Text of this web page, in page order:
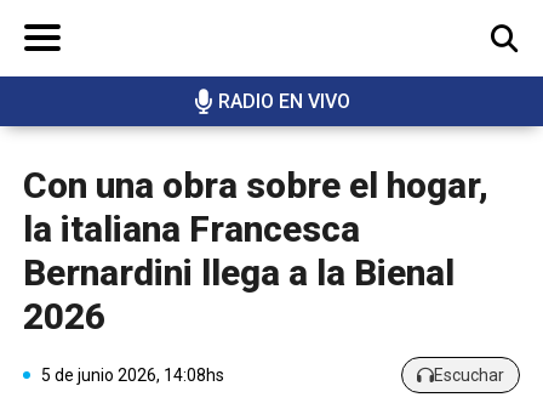
RADIO EN VIVO
BUSCAR
Con una obra sobre el hogar,
la italiana Francesca
Bernardini llega a la Bienal
2026
5 de junio 2026, 14:08hs Escuchar